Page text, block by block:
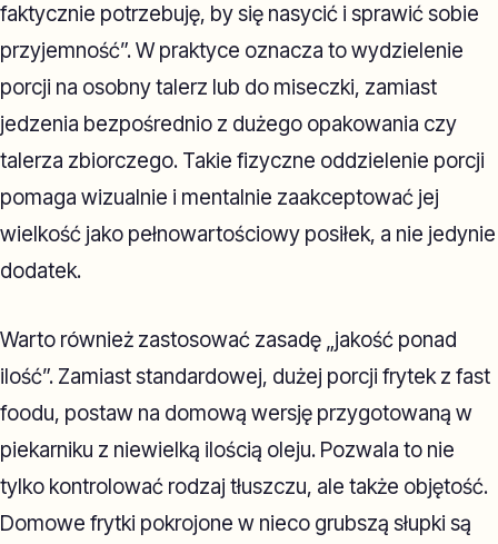
faktycznie potrzebuję, by się nasycić i sprawić sobie
przyjemność”. W praktyce oznacza to wydzielenie
porcji na osobny talerz lub do miseczki, zamiast
jedzenia bezpośrednio z dużego opakowania czy
talerza zbiorczego. Takie fizyczne oddzielenie porcji
pomaga wizualnie i mentalnie zaakceptować jej
wielkość jako pełnowartościowy posiłek, a nie jedynie
dodatek.
Warto również zastosować zasadę „jakość ponad
ilość”. Zamiast standardowej, dużej porcji frytek z fast
foodu, postaw na domową wersję przygotowaną w
piekarniku z niewielką ilością oleju. Pozwala to nie
tylko kontrolować rodzaj tłuszczu, ale także objętość.
Domowe frytki pokrojone w nieco grubszą słupki są